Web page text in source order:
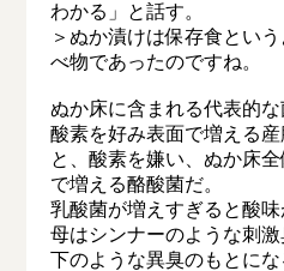
わかる」と話す。
＞ぬか漬けは保存食とい
べ物であったのですね。
ぬか床に含まれる代表的な
酸素を好み表面で増える
と、酸素を嫌い、ぬか床
で増える酪酸菌だ。
乳酸菌が増えすぎると酸
母はシンナーのような刺
下のような異臭のもとにな